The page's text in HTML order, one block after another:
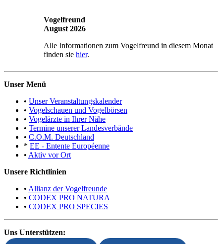
Vogelfreund
August 2026
Alle Informationen zum Vogelfreund in diesem Monat
finden sie hier.
Unser Menü
• Unser Veranstaltungskalender
• Vogelschauen und Vogelbörsen
• Vogelärzte in Ihrer Nähe
• Termine unserer Landesverbände
• C.O.M. Deutschland
* EE - Entente Européenne
• Aktiv vor Ort
Unsere Richtlinien
• Allianz der Vogelfreunde
• CODEX PRO NATURA
• CODEX PRO SPECIES
Uns Unterstützen: